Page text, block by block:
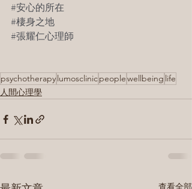
#安心的所在
#棲身之地
#張耀仁心理師
psychotherapylumosclinicpeoplewellbeing life
人間心理學
查看全部